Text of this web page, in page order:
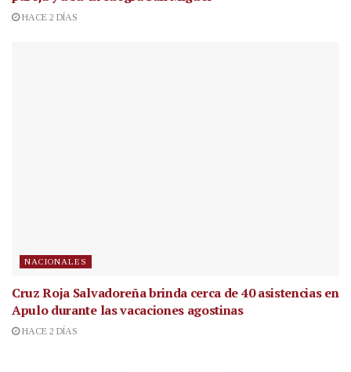
HACE 2 DÍAS
NACIONALES
Cruz Roja Salvadoreña brinda cerca de 40 asistencias en
Apulo durante las vacaciones agostinas
HACE 2 DÍAS